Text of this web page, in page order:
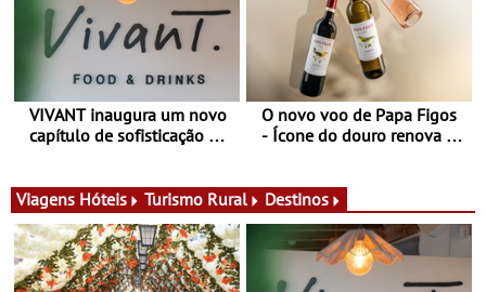
VIVANT inaugura um novo
capítulo de sofisticação no
na Quinta do Lago com
uma experiência que une
gastronomia mediterrânica,
cocktails de assinatura e
música
O novo voo de Papa Figos
- Ícone do douro renova a
líder
Viagens Hóteis Turismo Rural Destinos